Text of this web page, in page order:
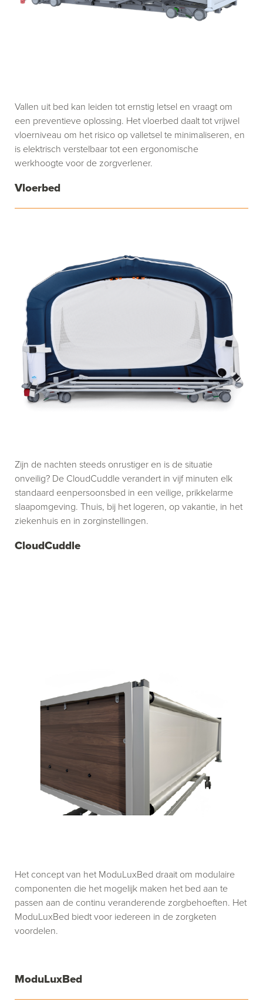
Vloerbed
Vallen uit bed kan leiden tot ernstig letsel en vraagt om
een preventieve oplossing. Het vloerbed daalt tot vrijwel
vloerniveau om het risico op valletsel te minimaliseren, en
is elektrisch verstelbaar tot een ergonomische
werkhoogte voor de zorgverlener.
CloudCuddle
Zijn de nachten steeds onrustiger en is de situatie
onveilig? De CloudCuddle verandert in vijf minuten elk
standaard eenpersoonsbed in een veilige, prikkelarme
slaapomgeving. Thuis, bij het logeren, op vakantie, in het
ziekenhuis en in zorginstellingen.
ModuLuxBed
Het concept van het ModuLuxBed draait om modulaire
componenten die het mogelijk maken het bed aan te
passen aan de continu veranderende zorgbehoeften. Het
ModuLuxBed biedt voor iedereen in de zorgketen
voordelen.